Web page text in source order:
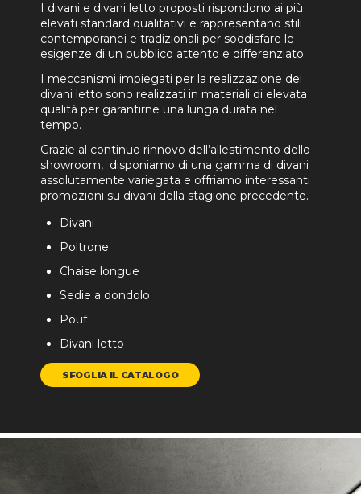
I divani e divani letto proposti rispondono ai più
elevati standard qualitativi e rappresentano stili
contemporanei e tradizionali per soddisfare le
esigenze di un pubblico attento e differenziato.
I meccanismi impiegati per la realizzazione dei
divani letto sono realizzati in materiali di elevata
qualità per garantirne una lunga durata nel
tempo.
Grazie al continuo rinnovo dell’allestimento dello
showroom, disponiamo di una gamma di divani
assolutamente variegata e offriamo interessanti
promozioni su divani della stagione precedente.
Divani
Poltrone
Chaise longue
Sedie a dondolo
Pouf
Divani letto
SFOGLIA IL CATALOGO